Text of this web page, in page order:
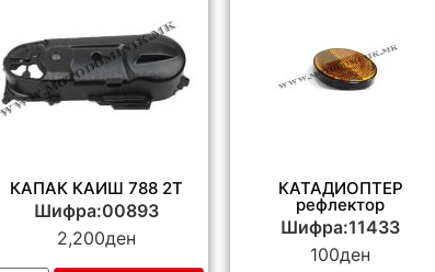
КАПАК КАИШ 788 2Т
Шифра:00893
2,200ден
КАТАДИОПТЕР
рефлектор
Шифра:11433
100ден